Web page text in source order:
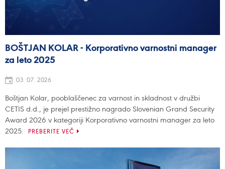
BOŠTJAN KOLAR - Korporativno varnostni manager
za leto 2025
03. 07. 2026
Boštjan Kolar, pooblaščenec za varnost in skladnost v družbi
CETIS d.d., je prejel prestižno nagrado Slovenian Grand Security
Award 2026 v kategoriji Korporativno varnostni manager za leto
2025.
PREBERITE VEČ